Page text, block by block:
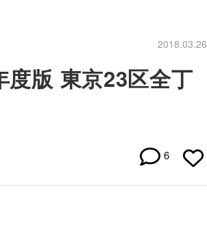
2018.03.26
版 東京23区全丁
6